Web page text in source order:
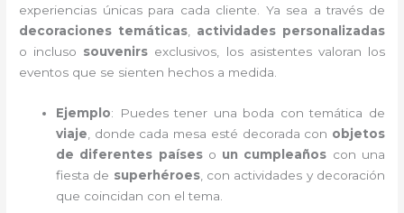
experiencias únicas para cada cliente. Ya sea a través de
decoraciones temáticas
actividades personalizadas
o incluso souvenirs exclusivos, los asistentes valoran los
eventos que se sienten hechos a medida.
Ejemplo: Puedes tener una boda con temática de
viaje , donde cada mesa esté decorada con objetos
de diferentes paíseso un cumpleaños con una
fiesta de superhéroes, con actividades y decoración
que coincidan con el tema.